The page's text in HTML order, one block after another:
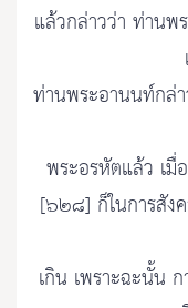
แล้วกล่าวว่า ท่าน
ท่านพระอานนท์กล่
พระอรหัตแล้ว เ
[๖๒๘] ก็ในการสั
เกิน เพราะฉะนั้น